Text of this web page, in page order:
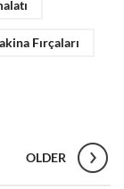
Fırçaları
OLDER